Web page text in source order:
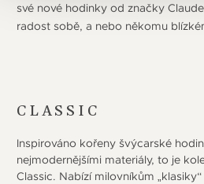
své nové hodinky od značky
radost sobě, a nebo někomu
CLASSIC
Inspirováno kořeny švýcarské
nejmodernějšími materiály, to je
Classic. Nabízí milovníkům